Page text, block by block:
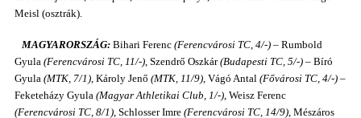
Meisl (osztrák).
MAGYARORSZÁG: Bihari Ferenc (Ferencvárosi TC, 4/-) – Rumbold
Gyula (Ferencvárosi TC, 11/-), Szendrő Oszkár(Budapesti TC, 5/-) – Bíró
Gyula (MTK, 7/1), Károly Jenő (MTK, 11/9), Vágó Antal (Fővárosi TC, 4/-) –
Feketeházy Gyula (Magyar Athletikai Club, 1/-), Weisz Ferenc
(Ferencvárosi TC, 8/1), Schlosser Imre (Ferencvárosi TC, 14/9), Mészáros